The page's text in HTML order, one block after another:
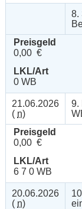
8.
Preisgeld
0,00 €
LKL/Art
0 WB
21.06.2026
( n)
9.
Preisgeld
0,00 €
LKL/Art
6 7 0 WB
20.06.2026
( n)